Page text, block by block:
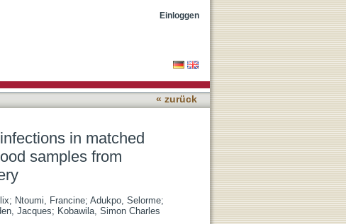
placental and umbilical
Einloggen
« zurück
in matched
samples from
; Ntoumi, Francine; Adukpo, Selorme;
Jacques; Kobawila, Simon Charles